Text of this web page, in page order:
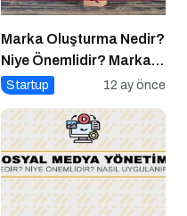
Marka Oluşturma Nedir?
Niye Önemlidir? Marka
Oluşturma Nasıl Yapılır?
Startup 12 ay önce